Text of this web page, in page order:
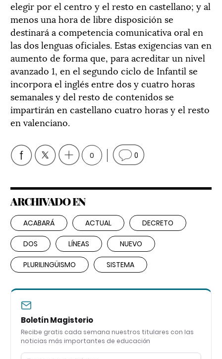
elegir por el centro y el resto en castellano; y al
menos una hora de libre disposición se
destinará a competencia comunicativa oral en
las dos lenguas oficiales. Estas exigencias van en
aumento de forma que, para acreditar un nivel
avanzado 1, en el segundo ciclo de Infantil se
incorpora el inglés entre dos y cuatro horas
semanales y del resto de contenidos se
impartirán en castellano cuatro horas y el resto
en valenciano.
0 0
ARCHIVADO EN
ACABARÁ ACTUAL DECRETO
DOS LÍNEAS NUEVO
PLURILINGÜISMO SISTEMA
Boletín Magisterio
Recibe gratis cada semana nuestros titulares con las
noticias más importantes de educación